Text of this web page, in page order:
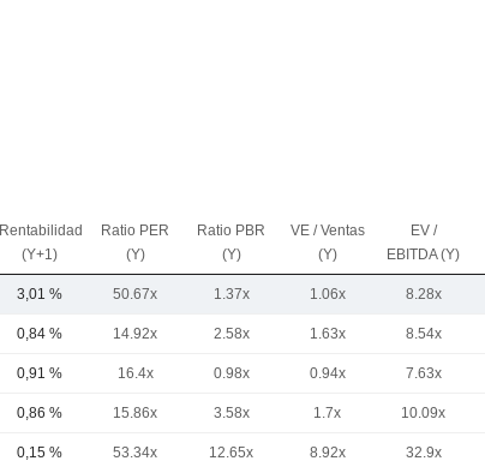
Rentabilidad
(Y+1)
Ratio PER
(Y)
Ratio PBR
(Y)
VE / Ventas
(Y)
EV /
EBITDA (Y)
3,01 % 50.67x 1.37x 1.06x 8.28x
0,84 % 14.92x 2.58x 1.63x 8.54x
0,91 % 16.4x 0.98x 0.94x 7.63x
0,86 % 15.86x 3.58x 1.7x 10.09x
0,15 % 53.34x 12.65x 8.92x 32.9x